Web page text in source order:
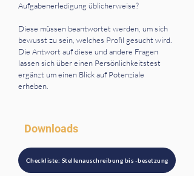
Aufgabenerledigung üblicherweise?
Diese müssen beantwortet werden, um sich
bewusst zu sein, welches Profil gesucht wird.
Die Antwort auf diese und andere Fragen
lassen sich über einen Persönlichkeitstest
ergänzt um einen Blick auf Potenziale
erheben.
Downloads
Checkliste: Stellenauschreibung bis -besetzung